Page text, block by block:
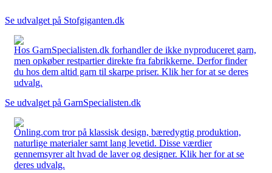
Se udvalget på Stofgiganten.dk
Hos GarnSpecialisten.dk forhandler de ikke nyproduceret garn,
men opkøber restpartier direkte fra fabrikkerne. Derfor finder
du hos dem altid garn til skarpe priser. Klik her for at se deres
udvalg.
Se udvalget på GarnSpecialisten.dk
Önling.com tror på klassisk design, bæredygtig produktion,
naturlige materialer samt lang levetid. Disse værdier
gennemsyrer alt hvad de laver og designer. Klik her for at se
deres udvalg.